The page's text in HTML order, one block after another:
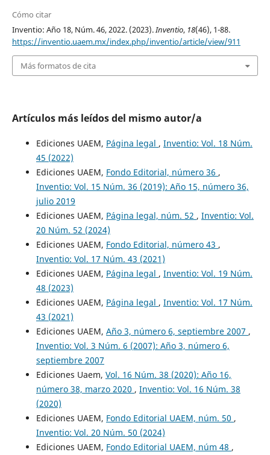
Cómo citar
Inventio: Año 18, Núm. 46, 2022. (2023).Inventio, 18(46), 1-88.
https://inventio.uaem.mx/index.php/inventio/article/view/911
Más formatos de cita
Artículos más leídos del mismo autor/a
Ediciones UAEM, Página legal , Inventio: Vol. 18 Núm.
45 (2022)
Ediciones UAEM, Fondo Editorial, número 36 ,
Inventio: Vol. 15 Núm. 36 (2019): Año 15, número 36,
julio 2019
Ediciones UAEM, Página legal, núm. 52 , Inventio: Vol.
20 Núm. 52 (2024)
Ediciones UAEM, Fondo Editorial, número 43 ,
Inventio: Vol. 17 Núm. 43 (2021)
Ediciones UAEM, Página legal , Inventio: Vol. 19 Núm.
48 (2023)
Ediciones UAEM, Página legal , Inventio: Vol. 17 Núm.
43 (2021)
Ediciones UAEM, Año 3, número 6, septiembre 2007 ,
Inventio: Vol. 3 Núm. 6 (2007): Año 3, número 6,
septiembre 2007
Ediciones Uaem, Vol. 16 Núm. 38 (2020): Año 16,
número 38, marzo 2020 , Inventio: Vol. 16 Núm. 38
(2020)
Ediciones UAEM, Fondo Editorial UAEM, núm. 50 ,
Inventio: Vol. 20 Núm. 50 (2024)
Ediciones UAEM, Fondo Editorial UAEM, núm 48 ,